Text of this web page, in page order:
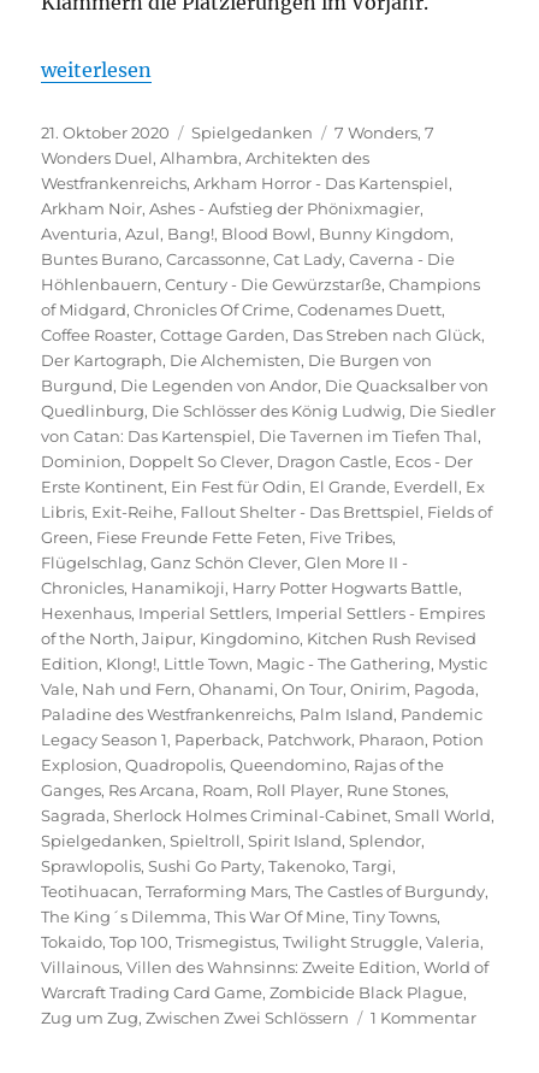
„Spieltrolls Top 100 – 2020 Edition“
weiterlesen
Veröffentlicht
am
21. Oktober 2020 Kategorien
Spielgedanken Schlagwörter
7 Wonders,7
Wonders Duel,Alhambra,Architekten des
Westfrankenreichs,Arkham Horror - Das Kartenspiel,
Arkham Noir,Ashes - Aufstieg der Phönixmagier,
Aventuria,Azul, Bang!, Blood Bowl, Bunny Kingdom,
Buntes Burano,Carcassonne,Cat Lady,Caverna - Die
Höhlenbauern,Century - Die Gewürzstarße,Champions
of Midgard,Chronicles Of Crime,Codenames Duett,
Coffee Roaster,Cottage Garden, Das Streben nach Glück,
Der Kartograph, Die Alchemisten, Die Burgen von
Burgund, Die Legenden von Andor, Die Quacksalber von
Quedlinburg, Die Schlösser des König Ludwig, Die Siedler
von Catan: Das Kartenspiel, Die Tavernen im Tiefen Thal,
Dominion, Doppelt So Clever, Dragon Castle, Ecos - Der
Erste Kontinent, Ein Fest für Odin, El Grande, Everdell, Ex
Libris, Exit-Reihe, Fallout Shelter - Das Brettspiel, Fields of
Green, Fiese Freunde Fette Feten, Five Tribes,
Flügelschlag,Ganz Schön Clever,Glen More II -
Chronicles, Hanamikoji, Harry Potter Hogwarts Battle,
Hexenhaus, Imperial Settlers, Imperial Settlers - Empires
of the North,Jaipur, Kingdomino, Kitchen Rush Revised
Edition, Klong!, Little Town, Magic - The Gathering, Mystic
Vale, Nah und Fern,Ohanami,On Tour,Onirim, Pagoda,
Paladine des Westfrankenreichs, Palm Island, Pandemic
Legacy Season 1, Paperback, Patchwork, Pharaon, Potion
Explosion,Quadropolis,Queendomino, Rajas of the
Ganges, Res Arcana, Roam, Roll Player, Rune Stones,
Sagrada,Sherlock Holmes Criminal-Cabinet,Small World,
Spielgedanken,Spieltroll,Spirit Island,Splendor,
Sprawlopolis,Sushi Go Party,Takenoko,Targi,
Teotihuacan,Terraforming Mars,The Castles of Burgundy,
The King´s Dilemma,This War Of Mine,Tiny Towns,
Tokaido,Top 100,Trismegistus,Twilight Struggle,Valeria,
Villainous,Villen des Wahnsinns: Zweite Edition,World of
Warcraft Trading Card Game,Zombicide Black Plague,
Zug um Zug,Zwischen Zwei Schlössern 1 Kommentarzu